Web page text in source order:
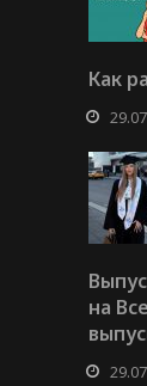
Как
на